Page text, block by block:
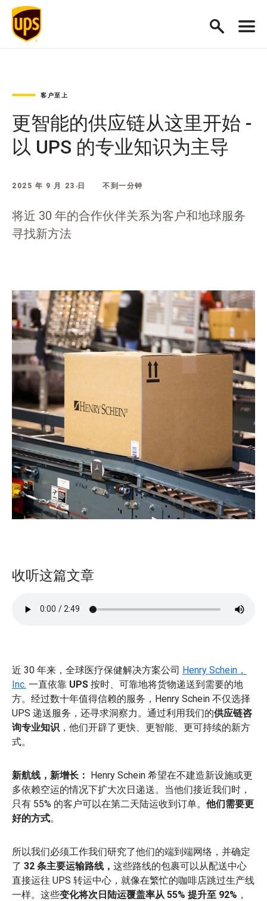
客户至上
更智能的供应链从这里开始 -
以 UPS 的专业知识为主导
2025 年 9 月 23 日 不到一分钟
将近 30 年的合作伙伴关系为客户和地球服务
寻找新方法
收听这篇文章
近 30 年来，全球医疗保健解决方案公司 Henry Schein，
Inc. 一直依靠 UPS 按时、可靠地将货物递送到需要的地
方。经过数十年值得信赖的服务，Henry Schein 不仅选择
UPS 递送服务，还寻求洞察力。通过利用我们的供应链咨
询专业知识 ，他们开辟了更快、更智能、更可持续的新方
式。
新航线，新增长： Henry Schein 希望在不建造新设施或更
多依赖空运的情况下扩大次日递送。当他们接近我们时，
只有 55% 的客户可以在第二天陆运收到订单。 他们需要更
好的方式。
所以我们必须工作我们研究了他们的端到端网络，并确定
了 32 条主要运输路线， 这些路线的包裹可以从配送中心
直接运往 UPS 转运中心，就像在繁忙的咖啡店跳过生产线
一样。这些变化将次日陆运覆盖率从 55% 提升至 92% ，